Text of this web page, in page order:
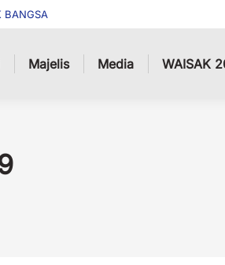
BANGSA
Majelis Media WAISAK